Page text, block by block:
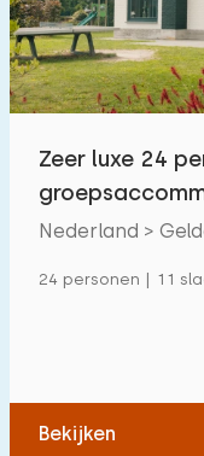
Zeer luxe 24
Nederland >
24 personen | 11
Bekijken